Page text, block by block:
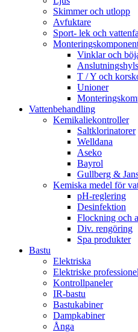
Skimmer och utlopp
Avfuktare
Sport- lek och
Vinklar och
T / Y och
Unioner
Vattenbehandling
Kemikaliekontroller
Saltklorinatorer
Welldana
Aseko
Bayrol
Gullberg &
Kemiska medel för
pH-reglering
Desinfektion
Flockning och
Div. rengöring
Spa produkter
Bastu
Elektriska
Elektriske professionel
Kontrollpaneler
IR-bastu
Bastukabiner
Dampkabiner
Ånga